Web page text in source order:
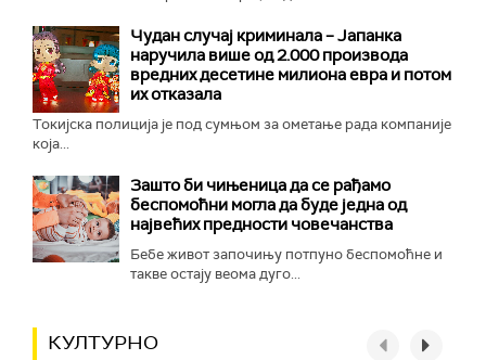
Чудан случај криминала – Јапанка
наручила више од 2.000 производа
вредних десетине милиона евра и потом
их отказала
Токијска полиција је под сумњом за ометање рада компаније
која...
Зашто би чињеница да се рађамо
беспомоћни могла да буде једна од
највећих предности човечанства
Бебе живот започињу потпуно беспомоћне и
такве остају веома дуго...
КУЛТУРНО